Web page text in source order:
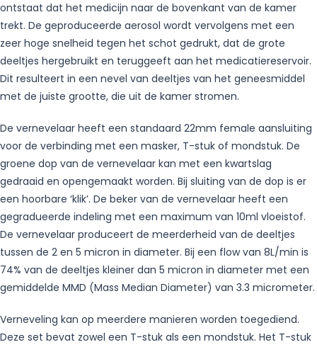
ontstaat dat het medicijn naar de bovenkant van de kamer
trekt. De geproduceerde aerosol wordt vervolgens met een
zeer hoge snelheid tegen het schot gedrukt, dat de grote
deeltjes hergebruikt en teruggeeft aan het medicatiereservoir.
Dit resulteert in een nevel van deeltjes van het geneesmiddel
met de juiste grootte, die uit de kamer stromen.
De vernevelaar heeft een standaard 22mm female aansluiting
voor de verbinding met een masker, T-stuk of mondstuk. De
groene dop van de vernevelaar kan met een kwartslag
gedraaid en opengemaakt worden. Bij sluiting van de dop is er
een hoorbare ‘klik’. De beker van de vernevelaar heeft een
gegradueerde indeling met een maximum van 10ml vloeistof.
De vernevelaar produceert de meerderheid van de deeltjes
tussen de 2 en 5 micron in diameter. Bij een flow van 8L/min is
74% van de deeltjes kleiner dan 5 micron in diameter met een
gemiddelde MMD (Mass Median Diameter) van 3.3 micrometer.
Verneveling kan op meerdere manieren worden toegediend.
Deze set bevat zowel een T-stuk als een mondstuk. Het T-stuk